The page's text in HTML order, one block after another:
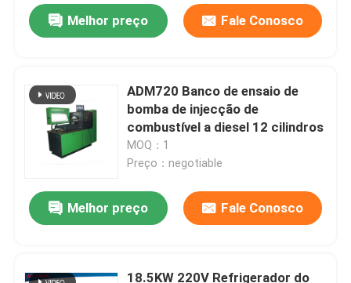
Melhor preço Fale Conosco
ADM720 Banco de ensaio de
bomba de injecção de
combustível a diesel 12 cilindros
MOQ：1
Preço：negotiable
Melhor preço Fale Conosco
18.5KW 220V Refrigerador do